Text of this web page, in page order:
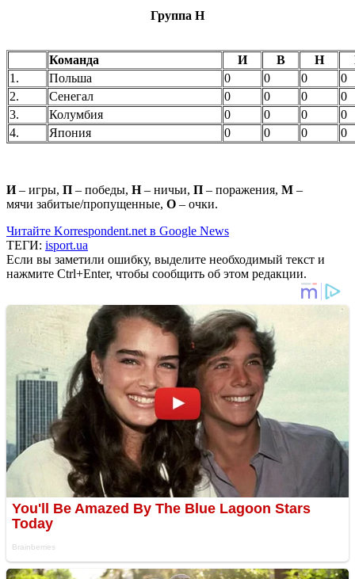
Группа H
Команда И В Н
1.
Польша 0 0 0
0
2.
Сенегал 0 0 0
0
3.
Колумбия 0 0 0
0
4.
Япония 0 0 0 0
И– игры, П – победы, Н– ничьи, П – поражения, М –
мячи забитые/пропущенные, О – очки.
Читайте Korrespondent.net в Google News
ТЕГИ: isport.ua
Если вы заметили ошибку, выделите необходимый текст и
нажмите Ctrl+Enter, чтобы сообщить об этом редакции.